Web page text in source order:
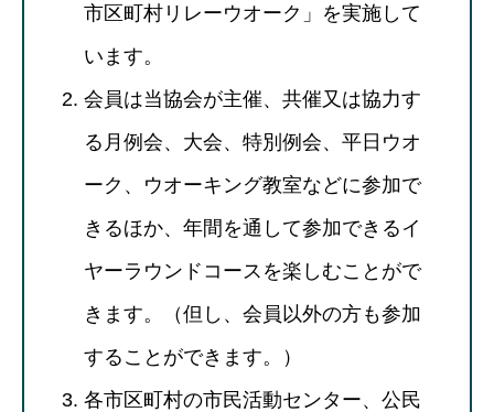
市区町村リレーウオーク」を実施して
います。
会員は当協会が主催、共催又は協力す
る月例会、大会、特別例会、平日ウオ
ーク、ウオーキング教室などに参加で
きるほか、年間を通して参加できるイ
ヤーラウンドコースを楽しむことがで
きます。（但し、会員以外の方も参加
することができます。）
各市区町村の市民活動センター、公民